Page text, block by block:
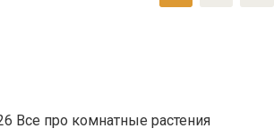
Все про комнатные растения